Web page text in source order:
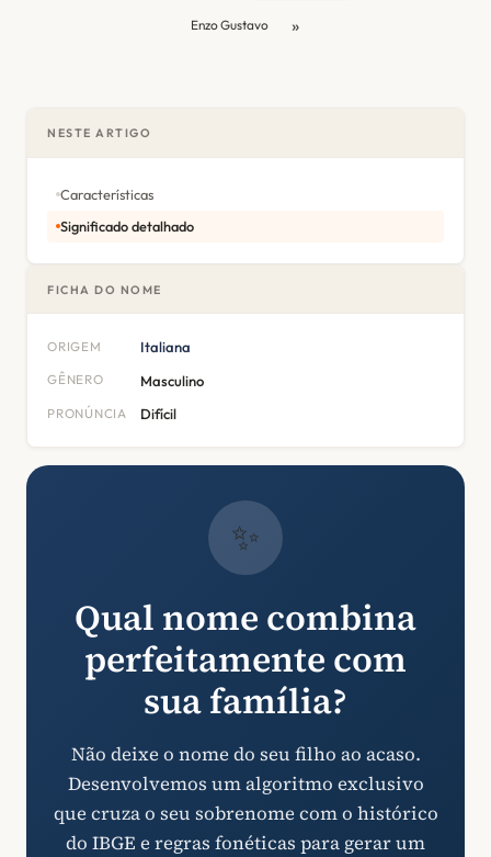
Enzo Gustavo »
NESTE ARTIGO
Características
Significado detalhado
FICHA DO NOME
ORIGEM Italiana
GÊNERO Masculino
PRONÚNCIA Difícil
✨
Qual nome combina
perfeitamente com
sua família?
Não deixe o nome do seu filho ao acaso.
Desenvolvemos um algoritmo exclusivo
que cruza o seu sobrenome com o histórico
do IBGE e regras fonéticas para gerar um